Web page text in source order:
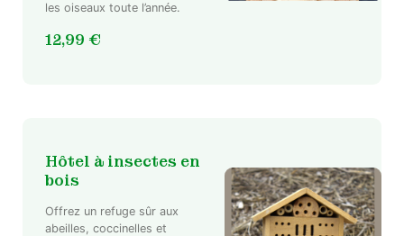
les oiseaux toute l’année.
12,99 €
Hôtel à insectes en
bois
Offrez un refuge sûr aux
abeilles, coccinelles et